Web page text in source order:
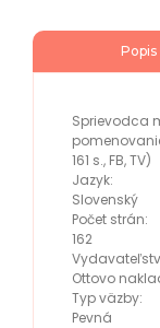
Popis
Sprievodca
161 s., FB, TV)
Jazyk:
Slovenský
Počet strán:
162
Ottovo
Typ väzby:
Pevná